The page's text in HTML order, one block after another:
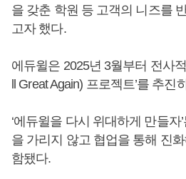
을 갖춘 학원 등 고객의 니즈를
고자 했다.
에듀윌은 2025년 3월부터 전사
ll Great Again) 프로젝트’를 추진
‘에듀윌을 다시 위대하게 만들자
을 가리지 않고 협업을 통해 진
함됐다.